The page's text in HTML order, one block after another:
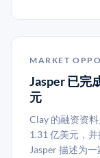
MARKET
Jasper 已完
元
Clay 的融资资
1.31 亿美元，
Jasper 描述为